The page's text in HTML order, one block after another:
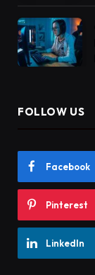
FOLLOW US
Facebook
Pinterest
LinkedIn